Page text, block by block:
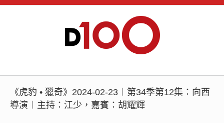
《虎豹 • 獵奇》2024-02-23︱第34季第12集：向西
導演︱主持：江少，嘉賓：胡耀輝